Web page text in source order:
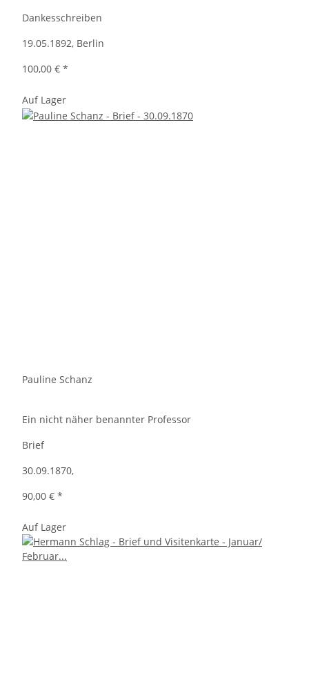
Dankesschreiben
19.05.1892, Berlin
100,00 € *
Auf Lager
Pauline Schanz
Ein nicht näher benannter Professor
Brief
30.09.1870,
90,00 € *
Auf Lager